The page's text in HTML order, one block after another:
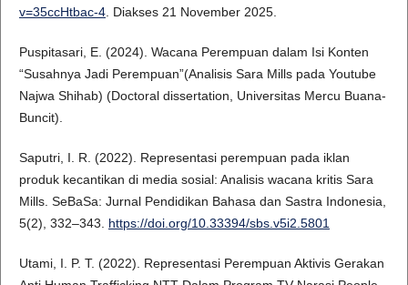
v=35ccHtbac-4. Diakses 21 November 2025.
Puspitasari, E. (2024). Wacana Perempuan dalam Isi Konten
“Susahnya Jadi Perempuan”(Analisis Sara Mills pada Youtube
Najwa Shihab) (Doctoral dissertation, Universitas Mercu Buana-
Buncit).
Saputri, I. R. (2022). Representasi perempuan pada iklan
produk kecantikan di media sosial: Analisis wacana kritis Sara
Mills. SeBaSa: Jurnal Pendidikan Bahasa dan Sastra Indonesia,
5(2), 332–343. https://doi.org/10.33394/sbs.v5i2.5801
Utami, I. P. T. (2022). Representasi Perempuan Aktivis Gerakan